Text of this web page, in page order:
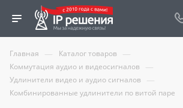
Главная — Каталог товаров —
Коммутация аудио и видеосигналов —
Удлинители видео и аудио сигналов —
Комбинированные удлинители по витой паре